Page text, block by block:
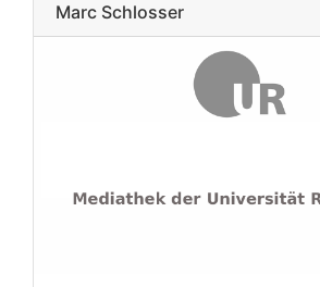
Marc Schlosser